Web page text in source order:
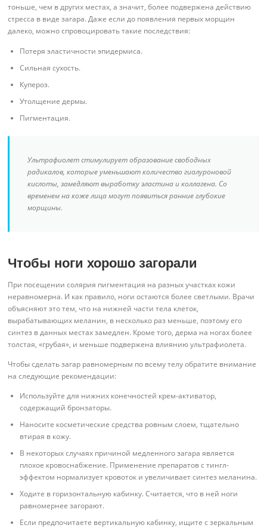
тоньше, чем в других местах, а значит, более подвержена действию
стресса в виде загара. Даже если до появления первых морщин
далеко, можно спровоцировать такие последствия:
Потеря эластичности эпидермиса.
Сильная сухость.
Купероз.
Утолщение дермы.
Пигментация.
Ультрафиолет стимулирует образование свободных
радикалов, которые уменьшают количество гиалуроновой
кислоты, замедляют выработку эластина и коллагена. Со
временем на коже лица могут появиться ранние глубокие
морщины.
Чтобы ноги хорошо загорали
При посещении солярия пигментация на разных участках кожи
неравномерна. И как правило, ноги остаются более светлыми. Врачи
объясняют это тем, что на нижней части тела клеток,
вырабатывающих меланин, в несколько раз меньше, поэтому его
синтез в данных местах замедлен. Кроме того, дерма на ногах более
толстая, «грубая», и меньше подвержена влиянию ультрафиолета.
Чтобы сделать загар равномерным по всему телу обратите внимание
на следующие рекомендации:
Используйте для нижних конечностей крем-активатор,
содержащий бронзаторы.
Наносите косметические средства ровным слоем, тщательно
втирая в кожу.
В некоторых случаях причиной медленного загара является
плохое кровоснабжение. Применение препаратов с тингл-
эффектом нормализует кровоток и увеличивает синтез меланина.
Ходите в горизонтальную кабинку. Считается, что в ней ноги
равномернее загорают.
Если предпочитаете вертикальную кабинку, ищите с зеркальным